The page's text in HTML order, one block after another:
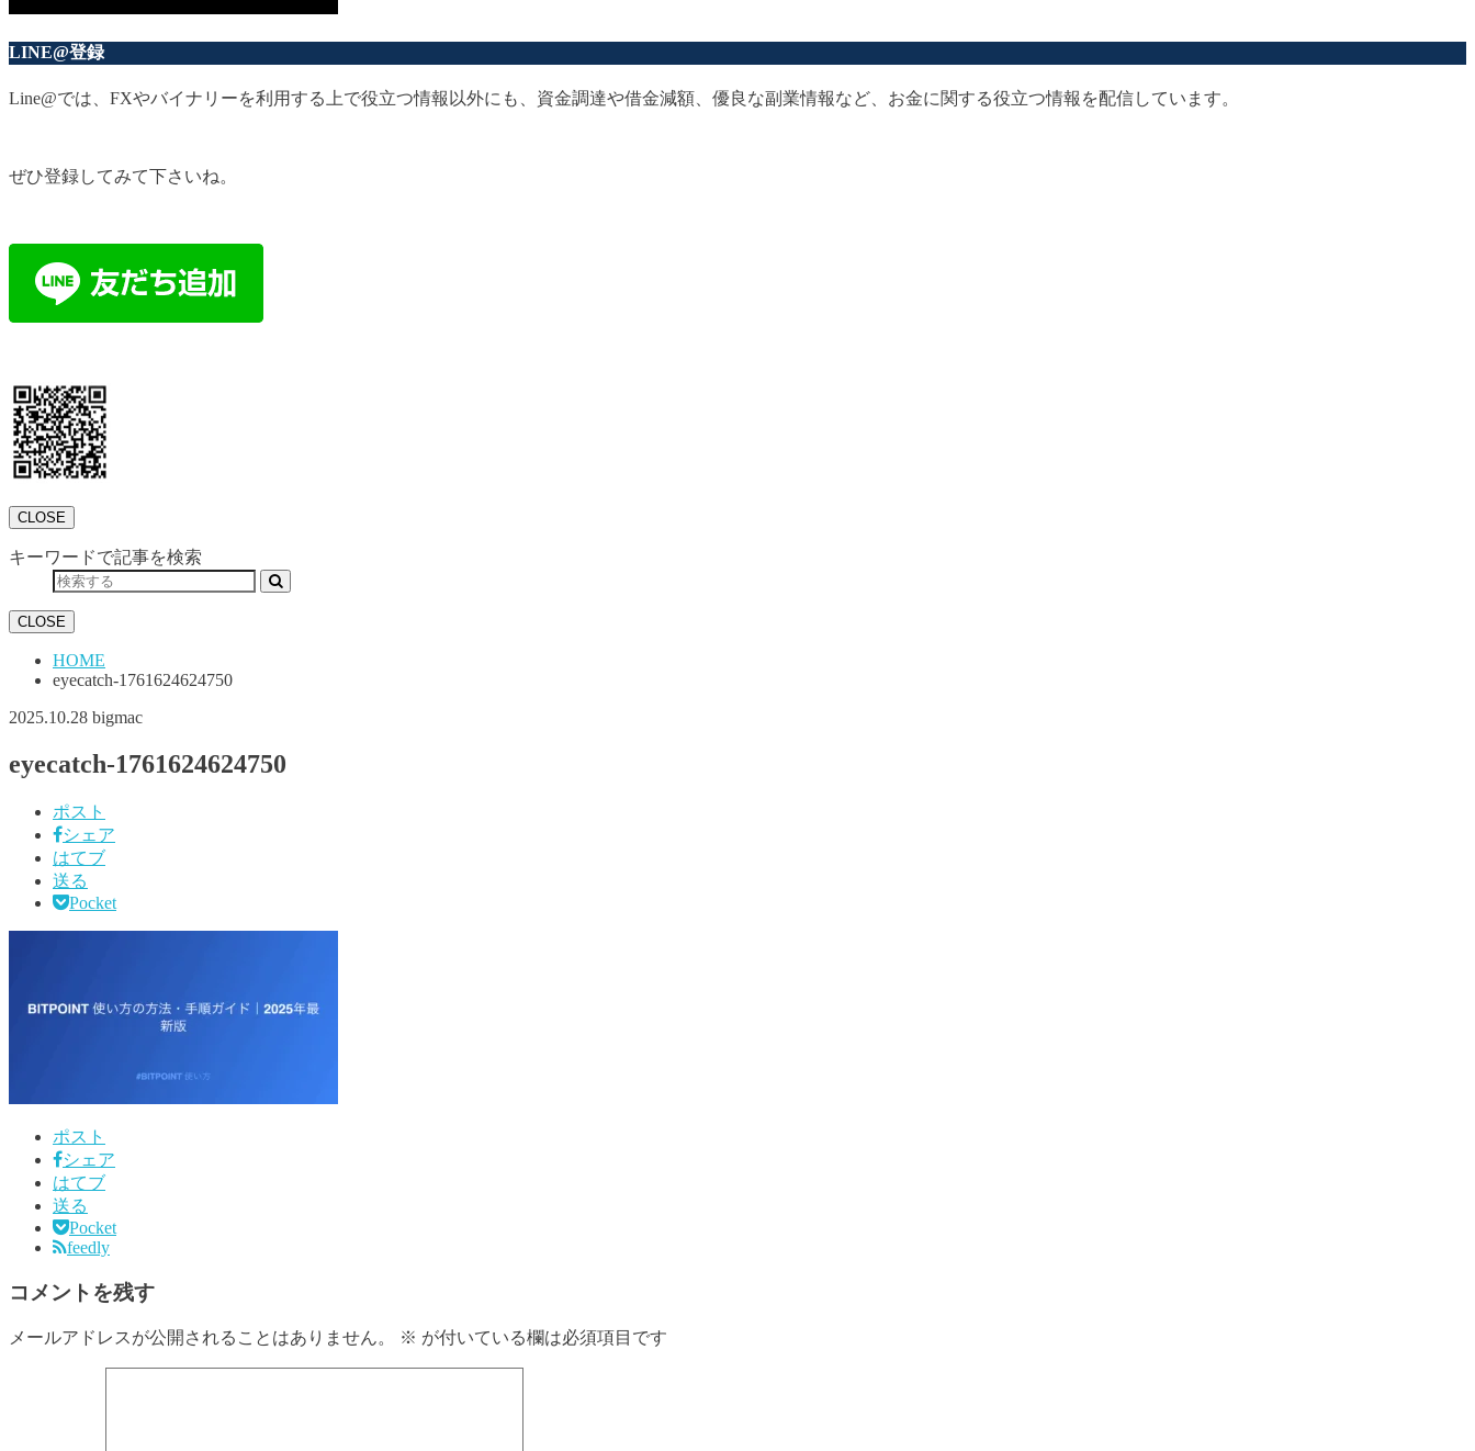
LINE@登録
Line@では、FXやバイナリーを利用する上で役立つ情報以外にも、資金調達や借金減額、優良な副業情報など、お金に関する役立つ情報を配信しています。
ぜひ登録してみて下さいね。
CLOSE
キーワードで記事を検索
CLOSE
HOME
eyecatch-1761624624750
2025.10.28 bigmac
eyecatch-1761624624750
ポスト
シェア
はてブ
送る
Pocket
ポスト
シェア
はてブ
送る
Pocket
feedly
コメントを残す
メールアドレスが公開されることはありません。 ※ が付いている欄は必須項目です